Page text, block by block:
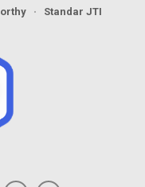
Standar JTI